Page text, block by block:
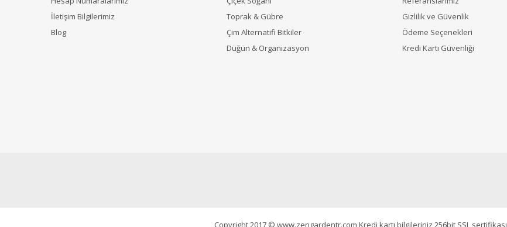
İletişim Bilgilerimiz
Blog
Toprak & Gübre
Çim Alternatifi Bitkiler
Düğün & Organizasyon
Gizlilik ve Güvenlik
Ödeme Seçenekleri
Kredi Kartı Güvenliği
Copyright 2017 © www.zengardentr.com Kredi kartı bilgileriniz 256bit SSL